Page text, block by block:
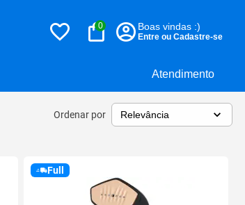
Atendimento
0 Boas vindas :)
Entre ou Cadastre-se
Ordenar por
Full